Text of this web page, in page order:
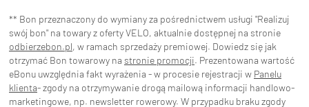
** Bon przeznaczony do wymiany za pośrednictwem usługi "Realizuj
swój bon" na towary z oferty VELO, aktualnie dostępnej na stronie
odbierzebon.pl, w ramach sprzedaży premiowej. Dowiedz się jak
otrzymać Bon towarowy na stronie promocji. Prezentowana wartość
eBonu uwzględnia fakt wyrażenia - w procesie rejestracji w Panelu
klienta- zgody na otrzymywanie drogą mailową informacji handlowo-
marketingowe, np. newsletter rowerowy. W przypadku braku zgody